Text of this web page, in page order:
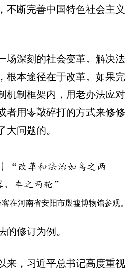
不断完善中国特色社会主义
场深刻的社会变革。解决法
根本途径在于改革。如果完
机制框架内，用老办法应对
者用零敲碎打的方式来修修
大问题的。
在河南省安阳市殷墟博物馆参观。
的修订为例。
来，习近平总书记高度重视